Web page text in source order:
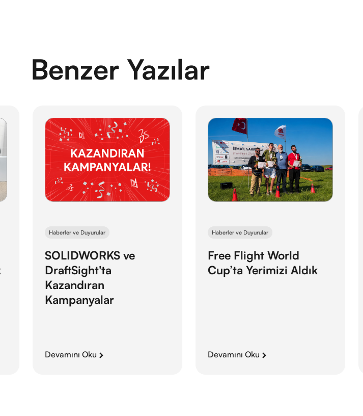
Benzer Yazılar
Haberler ve Duyurular
SOLIDWORKS ve
DraftSight'ta
Kazandıran
Kampanyalar
Devamını Oku
Haberler ve Duyurular
Free Flight World
Cup’ta Yerimizi Aldık
Devamını Oku